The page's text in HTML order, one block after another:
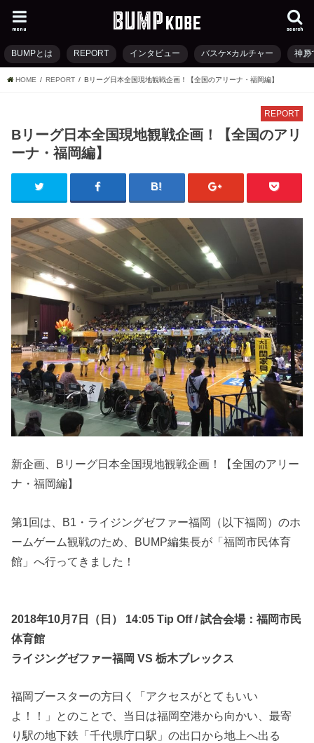
search
menu
BUMPとは REPORT インタビュー バスケ×カルチャー 神戸
HOME REPORT Bリーグ日本全国現地観戦企画！【全国のアリーナ・福岡編】
REPORT
Bリーグ日本全国現地観戦企画！【全国のアリ
ーナ・福岡編】
新企画、Bリーグ日本全国現地観戦企画！【全国のアリー
ナ・福岡編】
第1回は、B1・ライジングゼファー福岡（以下福岡）のホ
ームゲーム観戦のため、BUMP編集長が「福岡市民体育
館」へ行ってきました！
2018年10月7日（日） 14:05 Tip Off / 試合会場：福岡市民
体育館
ライジングゼファー福岡 VS 栃木ブレックス
福岡ブースターの方曰く「アクセスがとてもいい
よ！！」とのことで、当日は福岡空港から向かい、最寄
り駅の地下鉄「千代県庁口駅」の出口から地上へ出る